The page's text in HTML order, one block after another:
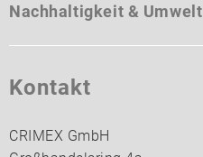
Nachhaltigkeit & Umwelt
Kontakt
CRIMEX GmbH